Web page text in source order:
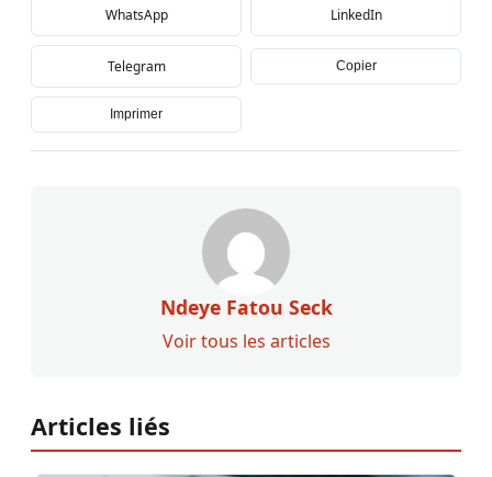
WhatsApp LinkedIn
Telegram Copier
Imprimer
Ndeye Fatou Seck
Voir tous les articles
Articles liés